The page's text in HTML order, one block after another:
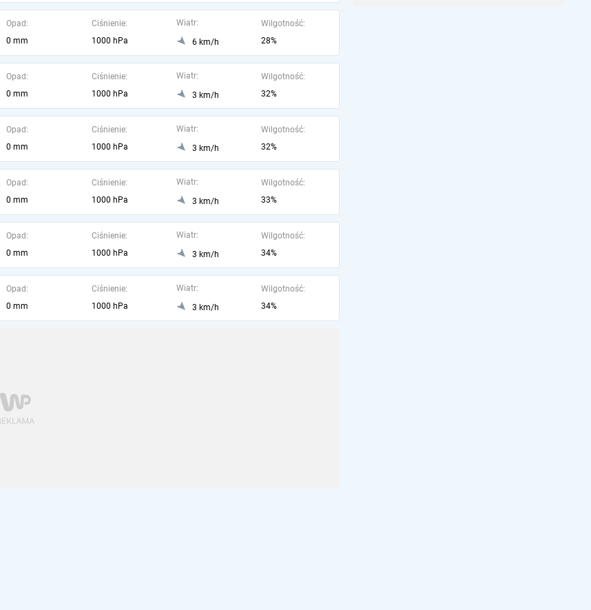
Opad:
0 mm
Ciśnienie:
1000 hPa
Wiatr:
6 km/h
Wilgotność:
28%
Opad:
0 mm
Ciśnienie:
1000 hPa
Wiatr:
3 km/h
Wilgotność:
32%
Opad:
0 mm
Ciśnienie:
1000 hPa
Wiatr:
3 km/h
Wilgotność:
32%
Opad:
0 mm
Ciśnienie:
1000 hPa
Wiatr:
3 km/h
Wilgotność:
33%
Opad:
0 mm
Ciśnienie:
1000 hPa
Wiatr:
3 km/h
Wilgotność:
34%
Opad:
0 mm
Ciśnienie:
1000 hPa
Wiatr:
3 km/h
Wilgotność:
34%